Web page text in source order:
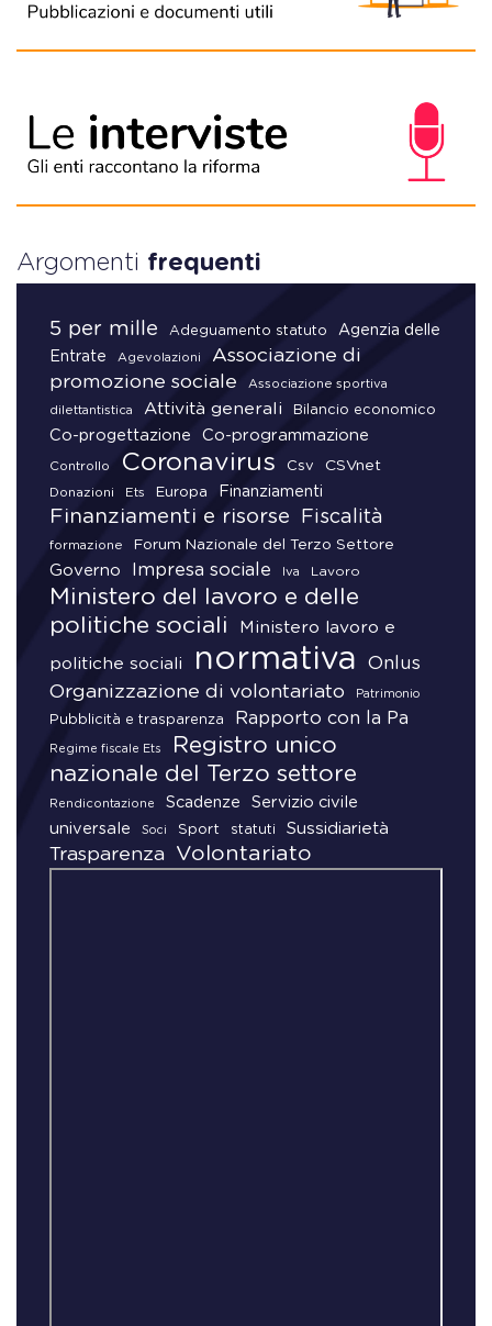
Argomenti frequenti
5 per mille Adeguamento statuto
Agenzia delle
Entrate
Agevolazioni
Associazione di
promozione sociale
Associazione sportiva
dilettantistica Attività generali Bilancio economico
Co-progettazione Co-programmazione
Controllo Coronavirus Csv CSVnet
Donazioni Ets Europa Finanziamenti
Finanziamenti e risorse Fiscalità
formazione Forum Nazionale del Terzo Settore
Governo Impresa sociale Iva Lavoro
Ministero del lavoro e delle
politiche sociali
Ministero lavoro e
politiche sociali normativa Onlus
Organizzazione di volontariato Patrimonio
Pubblicità e trasparenza Rapporto con la Pa
Regime fiscale Ets
Registro unico
nazionale del Terzo settore
Rendicontazione Scadenze
Servizio civile
universale
Soci Sport statuti Sussidiarietà
Trasparenza Volontariato